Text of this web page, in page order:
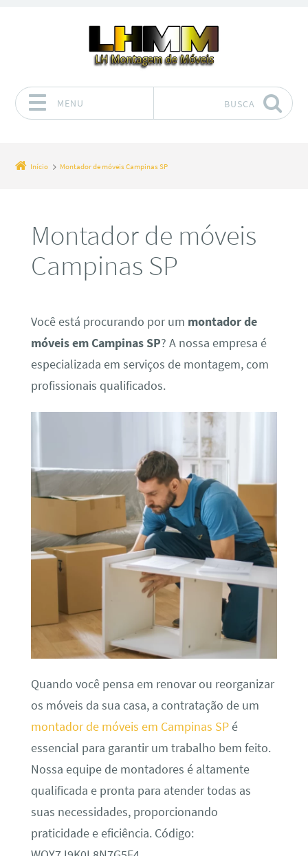
MENU BUSCA
Início Montador de móveis Campinas SP
Montador de móveis
Campinas SP
Você está procurando por um montador de
móveis em Campinas SP? A nossa empresa é
especializada em serviços de montagem, com
profissionais qualificados.
Quando você pensa em renovar ou reorganizar
os móveis da sua casa, a contratação de um
montador de móveis em Campinas SPé
essencial para garantir um trabalho bem feito.
Nossa equipe de montadores é altamente
qualificada e pronta para atender todas as
suas necessidades, proporcionando
praticidade e eficiência. Código: